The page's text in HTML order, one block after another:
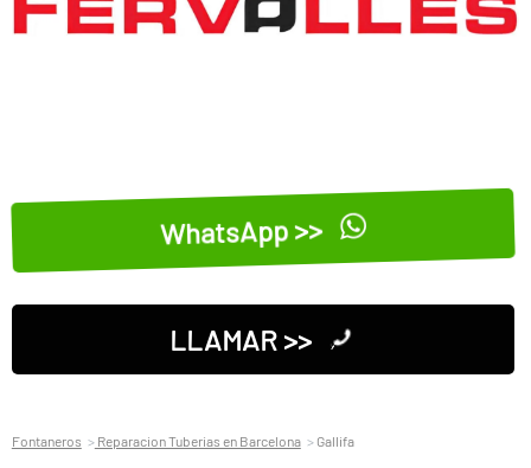
WhatsApp >>
LLAMAR >>
Fontaneros Reparacion Tuberias en Barcelona Gallifa